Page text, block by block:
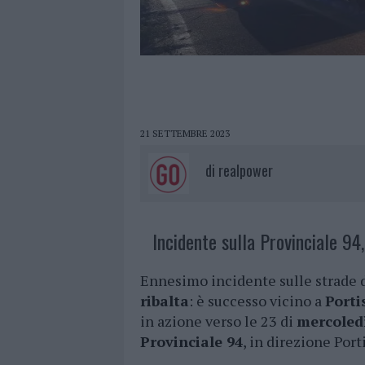
21 SETTEMBRE 2023
di realpower
Incidente sulla Provinciale
Ennesimo incidente sulle strade
ribalta: è successo vicino a
in azione verso le 23 di
Provinciale 94, in direzione